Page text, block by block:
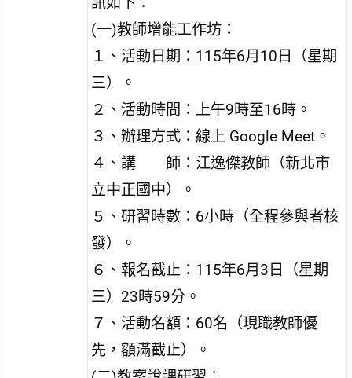
(一)教師增能工作坊：
１、活動日期：115年6月10日（星期
三）。
２、活動時間：上午9時至16時。
３、辦理方式：線上 Google Meet。
４、講 師：江逸傑教師（新北市
立中正國中）。
５、研習時數：6小時（全程參與者核
發）。
６、報名截止：115年6月3日（星期
三）23時59分。
７、活動名額：60名（現職教師優
先，額滿截止）。